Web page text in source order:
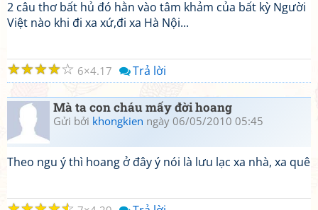
2 câu thơ bất hủ đó hằn vào tâm khảm của bất kỳ Người
Việt nào khi đi xa xứ,đi xa Hà Nội...
☆
☆
☆
☆
☆ 6 4.17 Trả lời
Mà ta con cháu mấy đời hoang
Gửi bởi khongkien ngày 06/05/2010 05:45
Theo ngu ý thì hoang ở đây ý nói là lưu lạc xa nhà, xa quê